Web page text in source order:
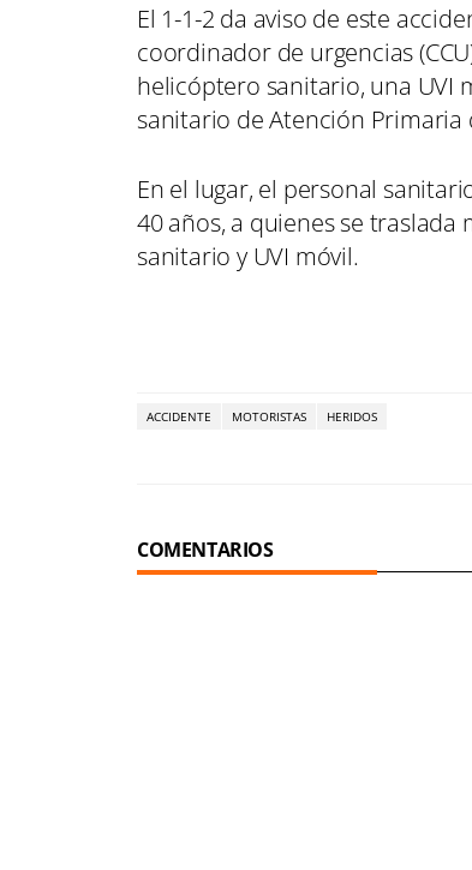
El 1-1-2 da aviso de este
coordinador de urgencias
helicóptero sanitario, una UVI
sanitario de Atención Primaria
En el lugar, el personal
40 años, a quienes se
sanitario y UVI móvil.
ACCIDENTE MOTORISTAS HERIDOS
COMENTARIOS